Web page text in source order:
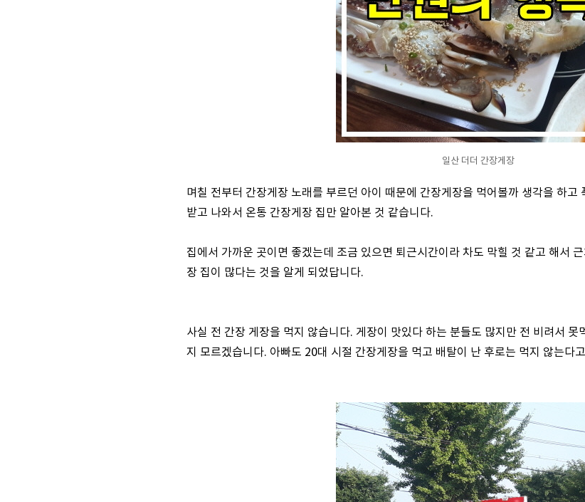
일산 더더 간장게장
며칠 전부터 간장게장 노래를 부르던 아이 때문에 간장게장을 먹어볼까 생각을 하고
받고 나와서 온통 간장게장 집만 알아본 것 같습니다.
집에서 가까운 곳이면 좋겠는데 조금 있으면 퇴근시간이라 차도 막힐 것 같고 해서
장 집이 많다는 것을 알게 되었답니다.
사실 전 간장 게장을 먹지 않습니다. 게장이 맛있다 하는 분들도 많지만 전 비려서 못
지 모르겠습니다. 아빠도 20대 시절 간장게장을 먹고 배탈이 난 후로는 먹지 않는다